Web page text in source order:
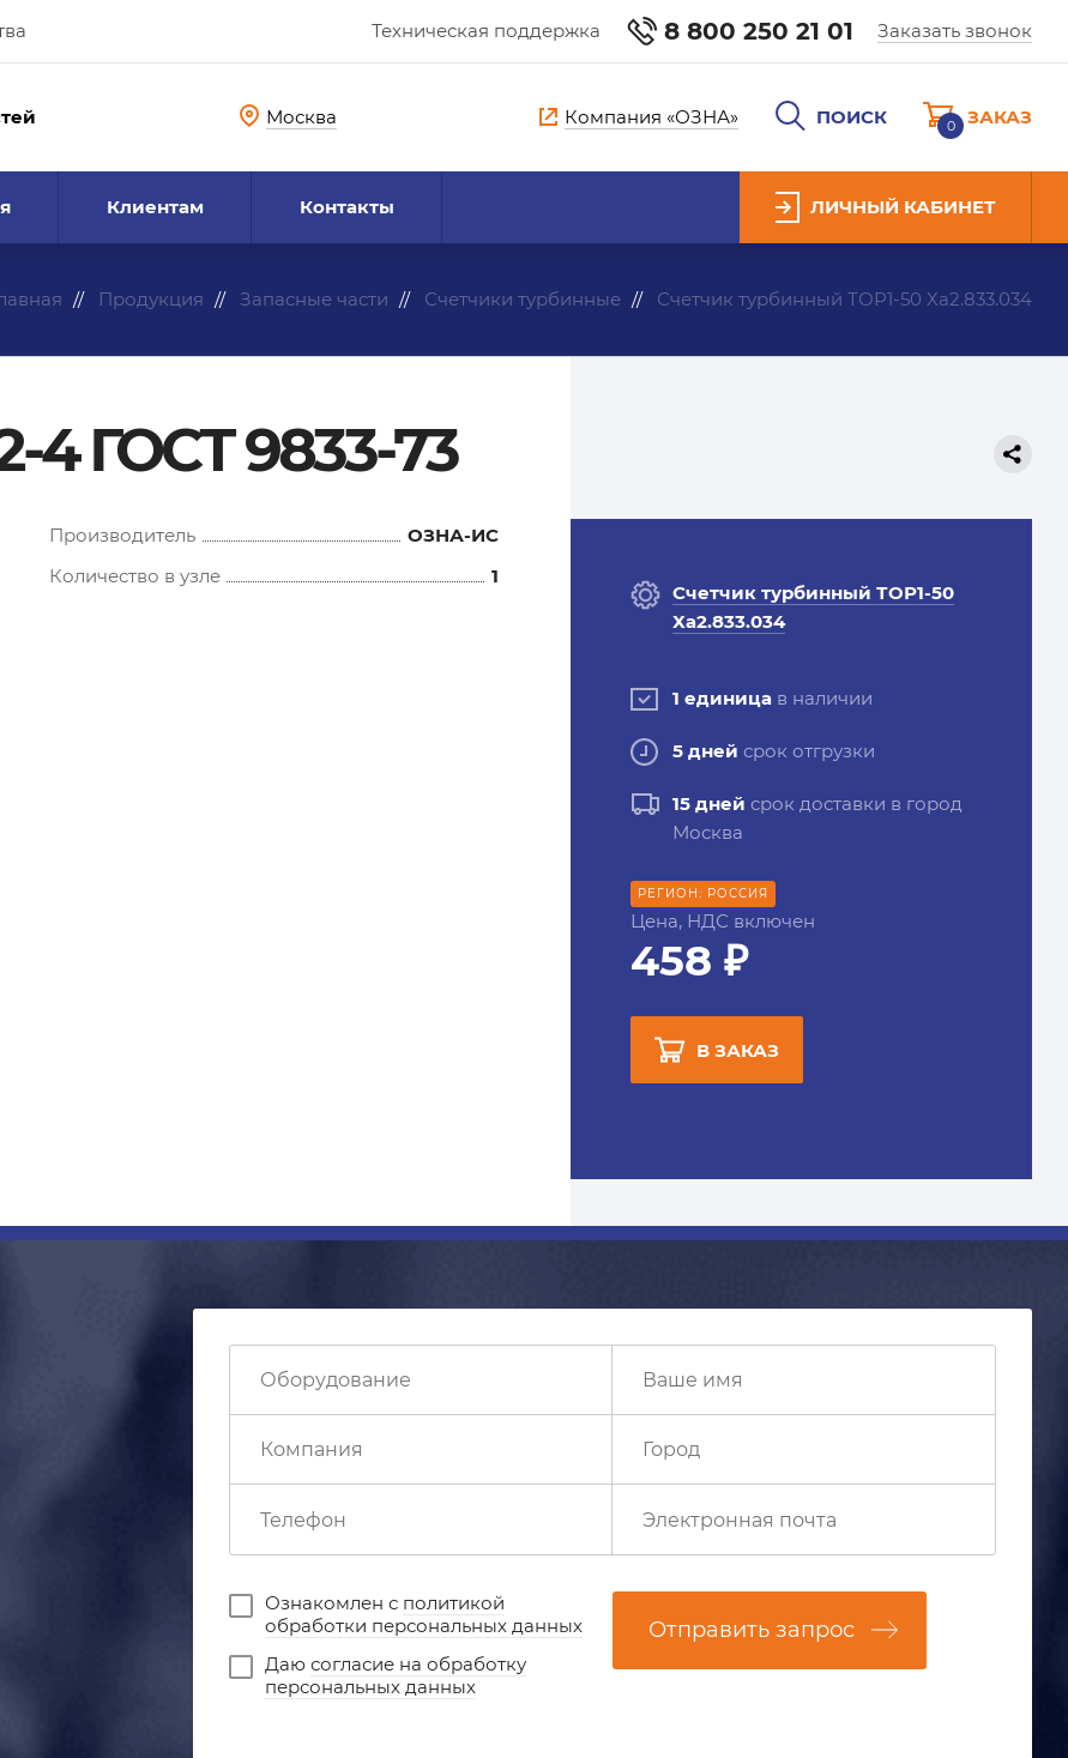
Техническая поддержка 8 800 250 21 01 Заказать звонок
Москва Компания «ОЗНА» ПОИСК 0 ЗАКАЗ
Клиентам Контакты ЛИЧНЫЙ КАБИНЕТ
Продукция Запасные части Счетчики турбинные Счетчик турбинный ТОР1-50 Ха2.833.034
4 ГОСТ 9833-73
Производитель
ОЗНА-ИС
Количество в узле
1
Счетчик турбинный ТОР1-50
Ха2.833.034
1 единица в наличии
5 дней срок отгрузки
15 дней срок доставки в город
Москва
РЕГИОН: РОССИЯ
Цена, НДС включен
458 ₽
В ЗАКАЗ
Ознакомлен с политикой
обработки персональных данных
Даю согласие на обработку
персональных данных
Отправить запрос